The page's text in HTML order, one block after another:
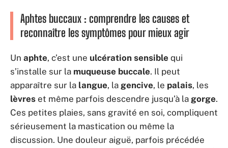
Aphtes buccaux : comprendre les causes et
reconnaître les symptômes pour mieux agir
Un aphte, c’est une ulcération sensible qui
s’installe sur la muqueuse buccale. Il peut
apparaître sur la langue, la gencive, le palais, les
lèvres et même parfois descendre jusqu’à la gorge.
Ces petites plaies, sans gravité en soi, compliquent
sérieusement la mastication ou même la
discussion. Une douleur aiguë, parfois précédée